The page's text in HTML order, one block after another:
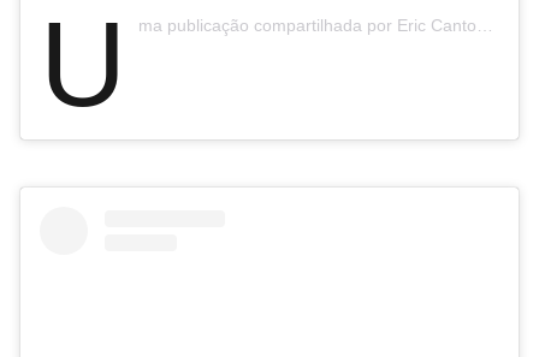
U ma publicação compartilhada por Eric Cantona (@ericcantona)